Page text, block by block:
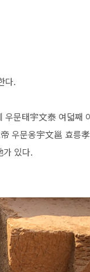
다.
문태宇文泰 여덟째
우문옹宇文邕 효릉
있다.